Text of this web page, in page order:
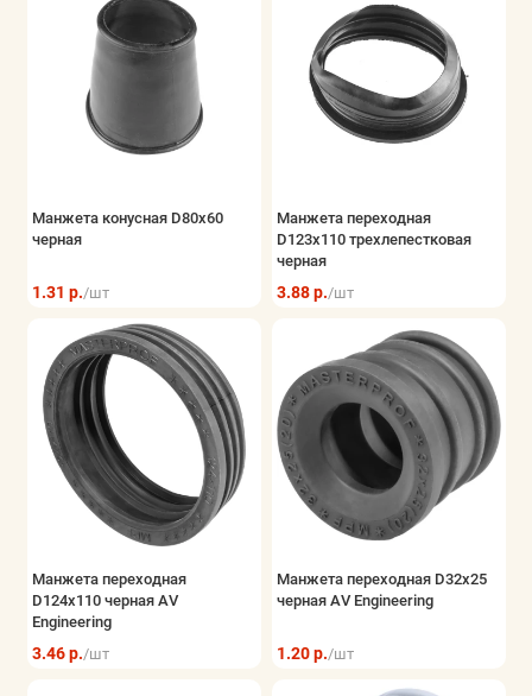
Манжета конусная D80х60
черная
1.31 р./шт
Манжета переходная
D123х110 трехлепестковая
черная
3.88 р./шт
Манжета переходная
D124x110 черная AV
Engineering
3.46 р./шт
Манжета переходная D32x25
черная AV Engineering
1.20 р./шт